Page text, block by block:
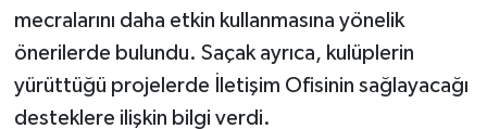
mecralarını daha etkin kullanmasına yönelik
önerilerde bulundu. Saçak ayrıca, kulüplerin
yürüttüğü projelerde İletişim Ofisinin sağlayacağı
desteklere ilişkin bilgi verdi.
Sağlık